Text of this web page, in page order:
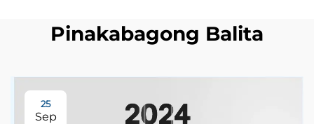
Pinakabagong Balita
25
Sep